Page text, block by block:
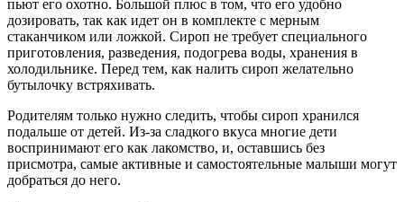
пьют его охотно. Большой плюс в том, что его удобно
дозировать, так как идет он в комплекте с мерным
стаканчиком или ложкой. Сироп не требует специального
приготовления, разведения, подогрева воды, хранения в
холодильнике. Перед тем, как налить сироп желательно
бутылочку встряхивать.
Родителям только нужно следить, чтобы сироп хранился
подальше от детей. Из-за сладкого вкуса многие дети
воспринимают его как лакомство, и, оставшись без
присмотра, самые активные и самостоятельные малыши могут
добраться до него.